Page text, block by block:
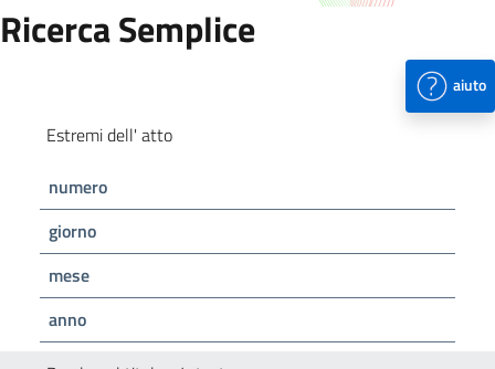
Ricerca Semplice
aiuto
Estremi dell' atto
numero
giorno
mese
anno